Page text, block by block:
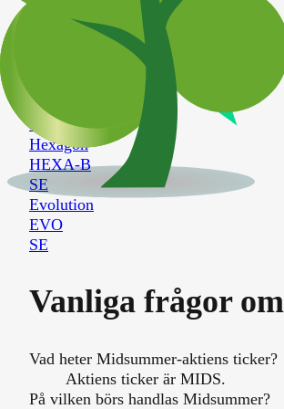
Ericsson B
NOKIA-SEK
Hexagon
HEXA-B
SE
Evolution
EVO
SE
Vanliga frågor om
Vad heter Midsummer-aktiens ticker?
Aktiens ticker är MIDS.
På vilken börs handlas Midsummer?